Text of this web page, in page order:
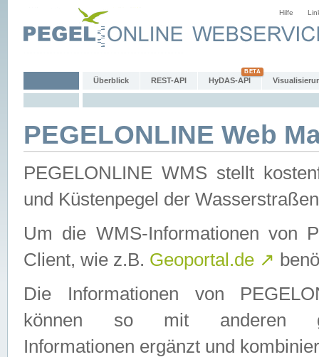
Hilfe
Überblick REST-API HyDAS-API
PEGELONLINE Web
PEGELONLINE WMS stellt
und Küstenpegel der
Um die WMS-Informationen von
Client, wie z.B. Geoportal.de ↗
Die Informationen von
können so mit anderen
Informationen ergänzt und